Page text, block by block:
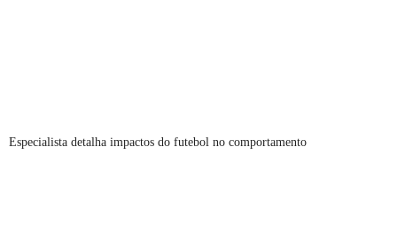
Especialista detalha impactos do futebol no comportamento